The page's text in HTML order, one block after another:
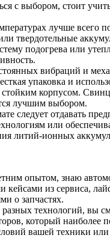
с выбором, стоит
лучше всего
твердотельные
подогрева или
вибраций и
упаковка и
стойким корпусом.
лучшим выбором.
следует отдавать
или
литий-ионных
опытом, знаю
кейсами из сервиса,
о запчастях.
разных технологий, вы
который наиболее
вашей техники или